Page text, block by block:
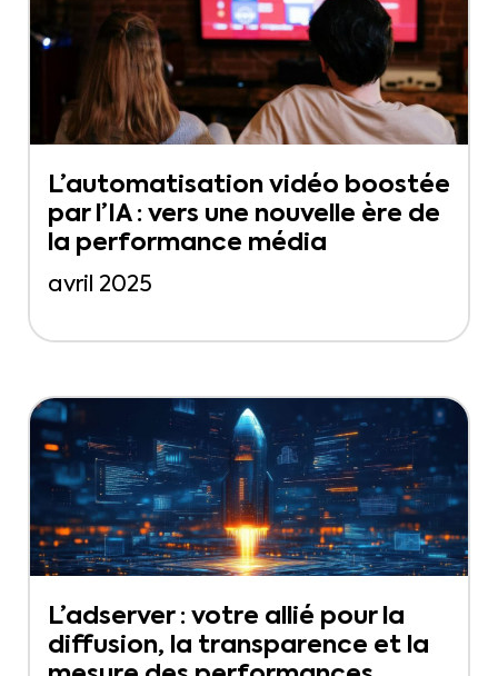
L’automatisation vidéo boostée
par l’IA : vers une nouvelle ère de
la performance média
avril 2025
L’adserver : votre allié pour la
diffusion, la transparence et la